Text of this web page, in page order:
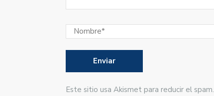
Este sitio usa Akismet para reducir el spam.